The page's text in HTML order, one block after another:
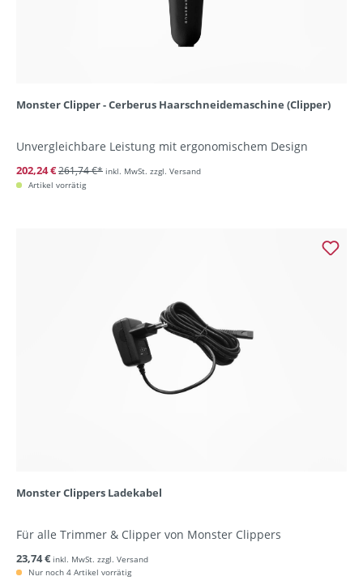
Monster Clipper - Cerberus Haarschneidemaschine (Clipper)
Unvergleichbare Leistung mit ergonomischem Design
202,24 €261,74 €* inkl. MwSt. zzgl. Versand
Artikel vorrätig
Monster Clippers Ladekabel
Für alle Trimmer & Clipper von Monster Clippers
23,74 € inkl. MwSt. zzgl. Versand
Nur noch 4 Artikel vorrätig